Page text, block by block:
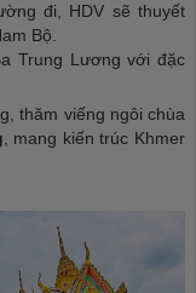
đi, HDV sẽ thuyết
Bộ.
Trung Lương với đặc
thăm viếng ngôi chùa
, mang kiến trúc Khmer